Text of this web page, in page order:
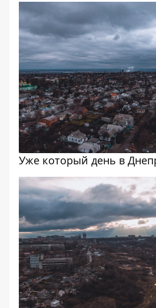
Уже который день в